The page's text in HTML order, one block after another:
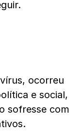
ocorreu
e social,
sofresse com